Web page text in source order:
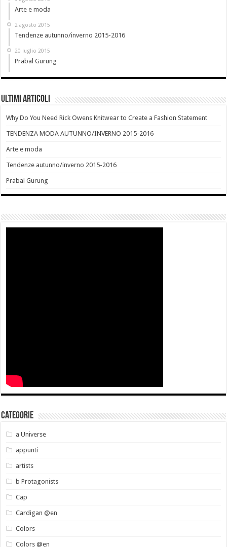
Arte e moda
2 agosto 2015
Tendenze autunno/inverno 2015-2016
20 luglio 2015
Prabal Gurung
Ultimi Articoli
Why Do You Need Rick Owens Knitwear to Create a Fashion Statement
TENDENZA MODA AUTUNNO/INVERNO 2015-2016
Arte e moda
Tendenze autunno/inverno 2015-2016
Prabal Gurung
Categorie
a Universe
appunti
artists
b Protagonists
Cap
Cardigan @en
Colors
Colors @en